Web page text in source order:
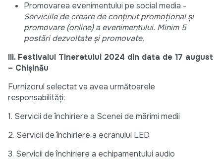
Promovarea evenimentului pe social media -
Serviciile de creare de conținut promoțional și
promovare (online) a evenimentului. Minim 5
postări dezvoltate și promovate.
III. Festivalul Tineretului 2024 din data de 17 august
– Chișinău
Furnizorul selectat va avea următoarele
responsabilități:
1. Servicii de închiriere a Scenei de mărimi medii
2. Servicii de închiriere a ecranului LED
3. Servicii de închiriere a echipamentului audio